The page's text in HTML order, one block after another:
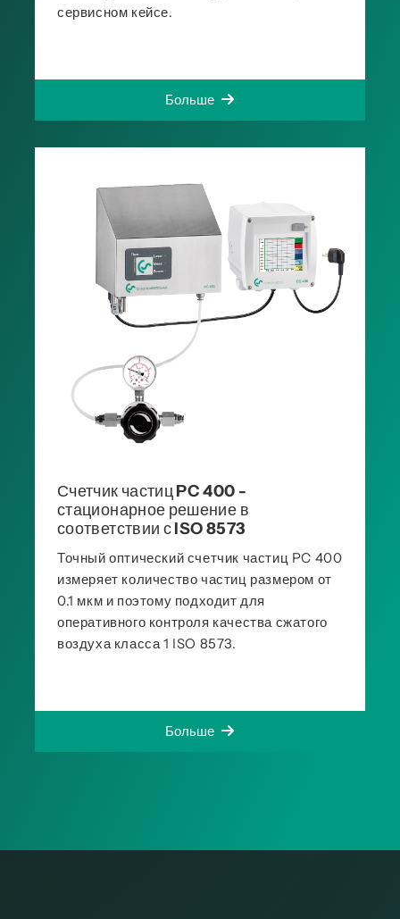
сервисном кейсе.
Больше
Счетчик частиц PC 400 -
стационарное решение в
соответствии с ISO 8573
Точный оптический счетчик частиц PC 400
измеряет количество частиц размером от
0.1 мкм и поэтому подходит для
оперативного контроля качества сжатого
воздуха класса 1 ISO 8573.
Больше